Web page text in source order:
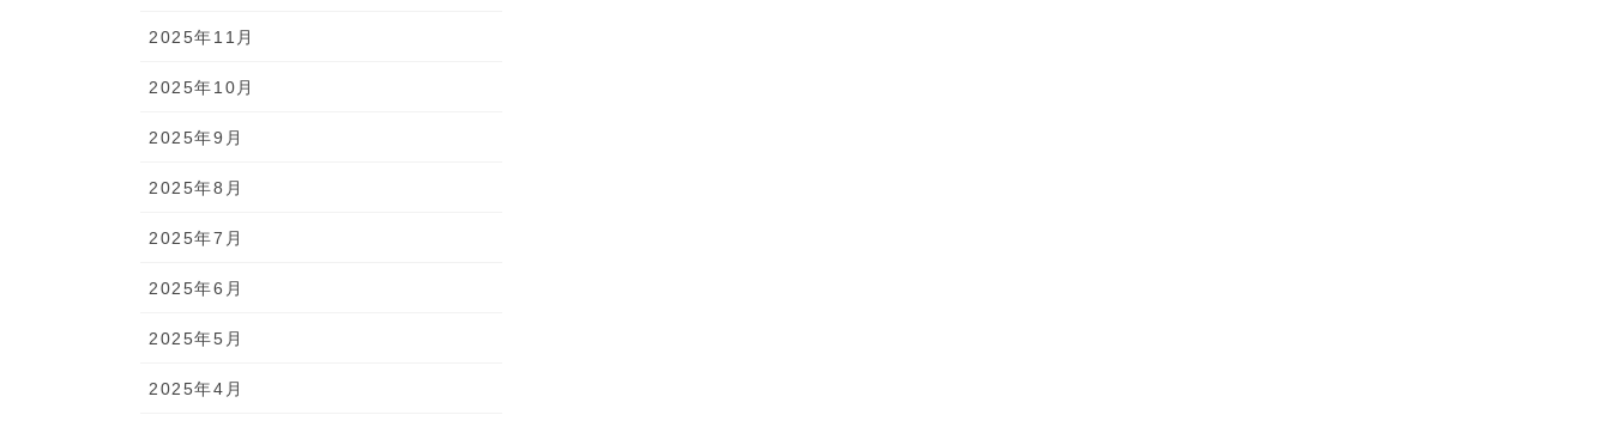
2025年11月
2025年10月
2025年9月
2025年8月
2025年7月
2025年6月
2025年5月
2025年4月